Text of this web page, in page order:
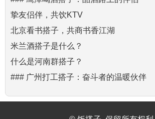
挚友侣伴，共饮KTV
北京看书搭子，共商书香江湖
米兰酒搭子是什么？
什么是河南群搭子？
### 广州打工搭子：奋斗者的温暖伙伴